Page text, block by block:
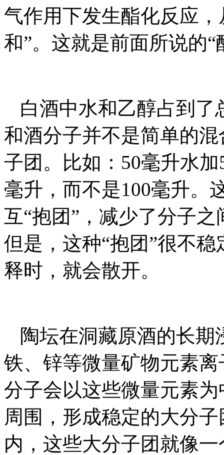
气作用下发生酯化反应
和”。这就是前面所说的
白酒中水和乙醇占到了
和酒分子并不是简单的
子团。比如：50毫升水
毫升，而不是100毫升。
互“抱团”，减少了分子
但是，这种“抱团”很不
释时，就会散开。
陶坛在洞藏原酒的长
铁、锌等微量矿物元素
分子会以这些微量元素
周围，形成稳定的大分
内，这些大分子团就像